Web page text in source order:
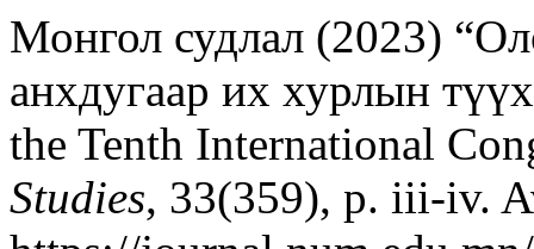
Монгол судлал (2023)
анхдугаар их хурлын
the Tenth International
Studies, 33(359), p. iii-iv.